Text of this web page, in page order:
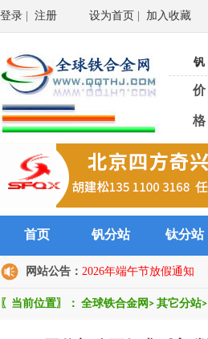
登录 注册 设为首页 加入收藏
钒
价
格
首页 钒分站 钛分站
网站公告： 2026年端午节放假通知
〖当前位置〗： 全球铁合金网 > 其它分站>